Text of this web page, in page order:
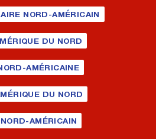
NORD-AMÉRICAIN
DU NORD
AMÉRICAINE
DU NORD
AMÉRICAIN